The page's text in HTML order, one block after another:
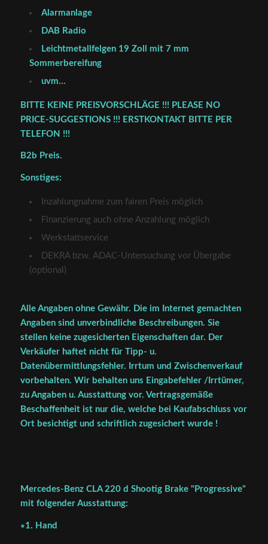
Alarmanlage
DAB Radio
Leichtmetallfelgen 19 Zoll mit 7 mm
Sommerbereifung
uvm…
BITTE KEINE PREISVORSCHLÄGE !!! PLEASE NO
PRICE-SUGGESTIONS !!! ERSTKONTAKT BITTE PER
TELEFON !!!
B2b Preis.
Sonstiges:
Inzahlungnahme zum fairen Preis möglich
Finanzierung auch ohne Anzahlung möglich
Werkstattservice
DEKRA bzw. ADAC-Untersuchung vor Übergabe
(optional)
Alle Angaben ohne Gewähr. Die im Internet gemachten
Angaben sind unverbindliche Beschreibungen. Sie
stellen keine zugesicherten Eigenschaften dar. Der
Verkäufer haftet nicht für Tipp- u.
Datenübermittlungsfehler. Irrtum und Zwischenverkauf
vorbehalten. Wir behalten uns Eingabefehler /Irrtümer,
zu Angaben u. Ausstattung vor. Vertragsgemäße
Beschaffenheit ist nur die, welche bei Kaufabschluss vor
Ort besichtigt und schriftlich zugesichert wurde !
Mercedes-Benz CLA 220 d Shootig Brake "Progressive"
mit folgender Ausstattung:
∗1. Hand